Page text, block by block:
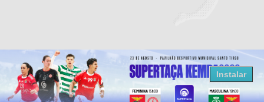
Resultados Andebol
Federação de Andebol de Portugal
Grátis - Disponivel na Play Store
Instalar